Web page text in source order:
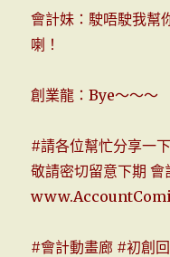
會計妹：駛唔駛我幫
喇！
創業龍：Bye～～～
#請各位幫忙分享一下
敬請密切留意下期 會
#會計動畫廊 #初創